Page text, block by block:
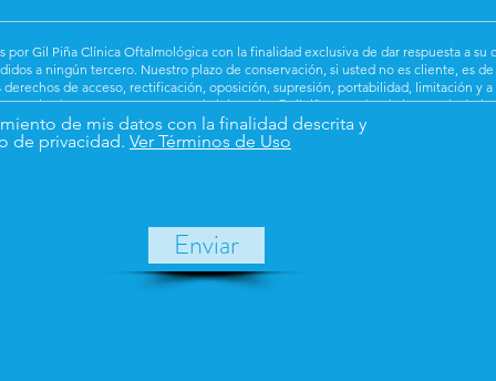
de mis datos con la finalidad descrita y
de privacidad. Ver Términos de Uso
Enviar